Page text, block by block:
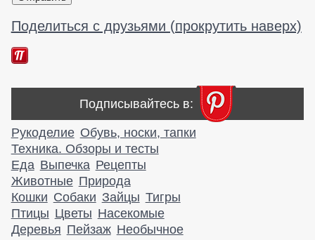
Поделиться с друзьями (прокрутить наверх)
Подписывайтесь в:
Рукоделие Обувь, носки, тапки
Техника. Обзоры и тесты
Еда Выпечка Рецепты
Животные Природа
Кошки Собаки Зайцы Тигры
Птицы Цветы Насекомые
Деревья Пейзаж Необычное